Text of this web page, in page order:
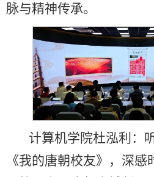
脉与精神传承。
计算机学院杜泓利：
《我的唐朝校友》，深